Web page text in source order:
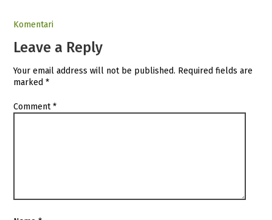
Komentari
Leave a Reply
Your email address will not be published. Required fields are
marked*
Comment*